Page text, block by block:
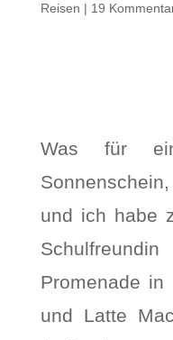
Reisen | 19
Was für
und ich habe
Promenade in
und Latte